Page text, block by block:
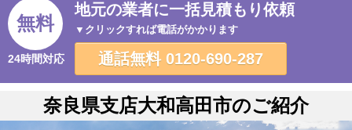
無料
24時間対応
地元の業者に一括見積もり依頼
▼クリックすれば電話がかかります
通話無料 0120-690-287
奈良県支店大和高田市のご紹介